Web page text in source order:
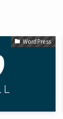
WordPress